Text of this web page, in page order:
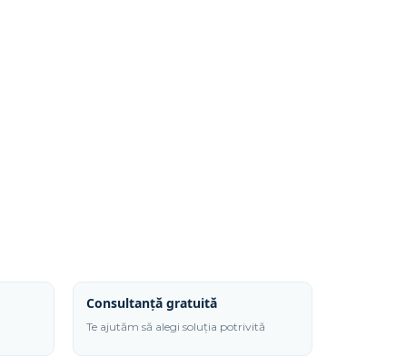
Consultanță gratuită
Te ajutăm să alegi soluția potrivită